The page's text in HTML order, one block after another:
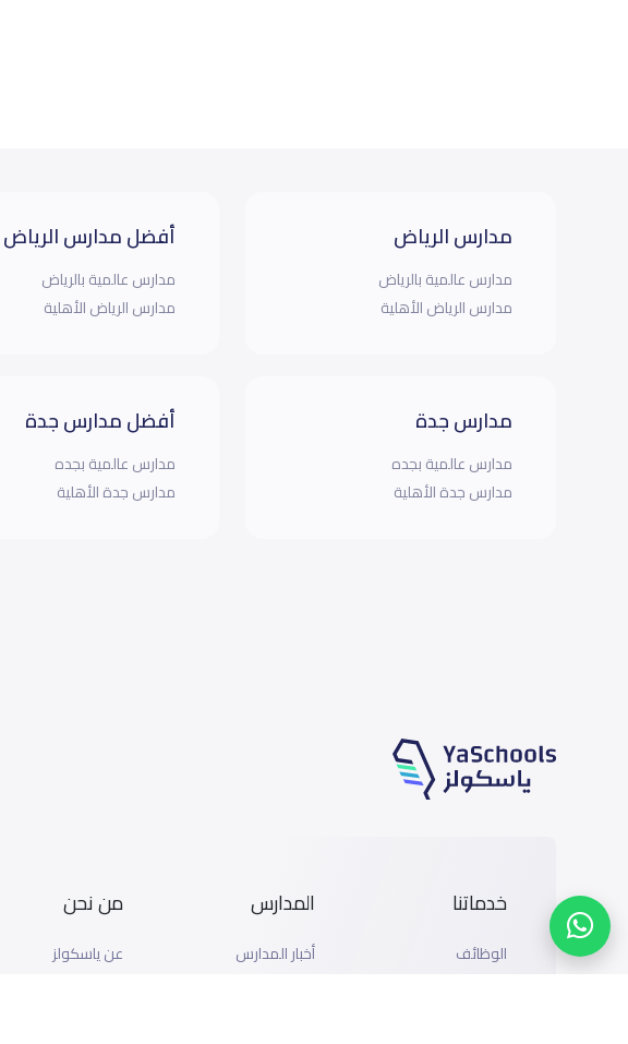
مدارس الرياض
مدارس عالمية بالرياض
مدارس الرياض الأهلية
مدارس جدة
مدارس عالمية بجده
مدارس جدة الأهلية
أفضل مدارس الرياض
مدارس عالمية بالرياض
مدارس الرياض الأهلية
أفضل مدارس جدة
مدارس عالمية بجده
مدارس جدة الأهلية
خدماتنا
الوظائف
المدارس
أخبار المدارس
من نحن
عن ياسكولز